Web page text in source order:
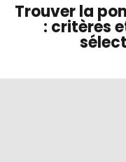
Trouver la
: critères